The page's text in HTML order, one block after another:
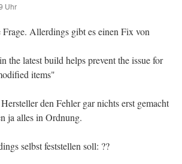
Uhr
Allerdings gibt es einen Fix von
the latest build helps prevent the issue for
items"
den Fehler gar nichts erst gemacht
ja alles in Ordnung.
selbst feststellen soll: ??